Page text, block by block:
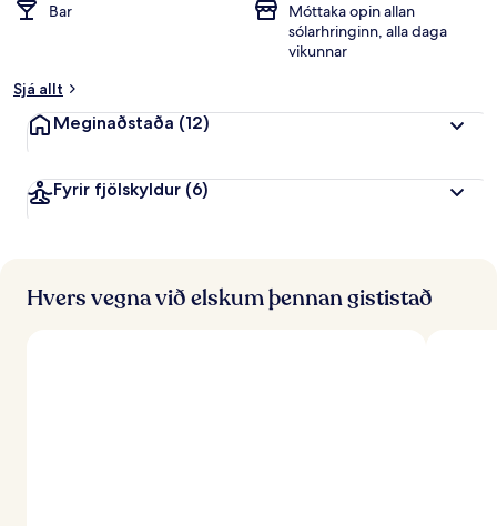
Bar
Móttaka opin allan
sólarhringinn, alla daga
vikunnar
Sjá allt
Meginaðstaða (12)
Fyrir fjölskyldur (6)
Hvers vegna við elskum þennan gististað